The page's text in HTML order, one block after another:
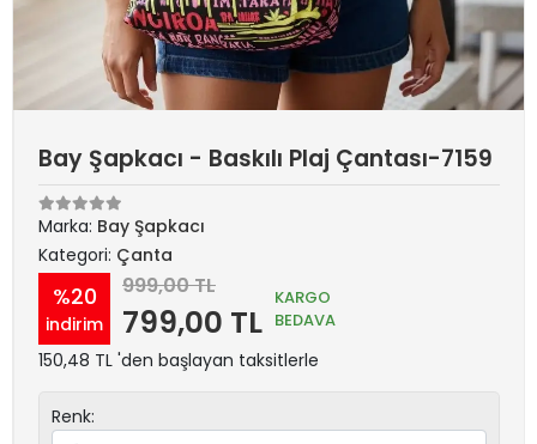
Bay Şapkacı - Baskılı Plaj Çantası-7159
Marka: Bay Şapkacı
Kategori: Çanta
%20
indirim
999,00 TL
799,00 TL
KARGO
BEDAVA
150,48 TL 'den başlayan taksitlerle
Renk: